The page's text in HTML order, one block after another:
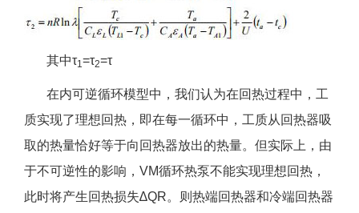
其中τ1=τ2=τ
在内可逆循环模型中，我们认为在回热过程中，工
质实现了理想回热，即在每一循环中，工质从回热器吸
取的热量恰好等于向回热器放出的热量。但实际上，由
于不可逆性的影响，VM循环热泵不能实现理想回热，
此时将产生回热损失∆QR。则热端回热器和冷端回热器